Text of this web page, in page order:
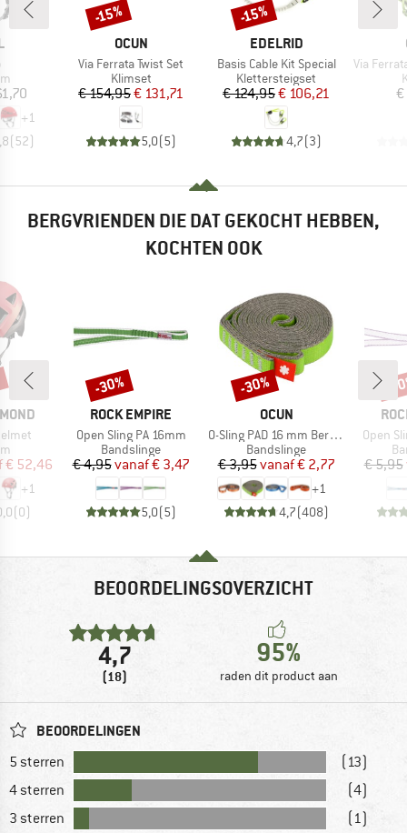
+1
( 52)
MERK
OCUN
Artikel
Via Ferrata Twist Set
Productgroep
Klimset
Prijs
€ 154,95Verlaagde prijs
€ 131,71
5,0(5)
Korting
-15%
MERK
EDELRID
Artikel
Basis Cable Kit Special
Productgroep
Klettersteigset
Prijs
€ 124,95Verlaagde prijs
€ 106,21
4,7(3)
Korting
-15%
Artikel
Via Ferrata
€
BERGVRIENDEN DIE DAT GEKOCHT HEBBEN,
KOCHTEN OOK
prijs
€ 52,46
+1
(0)
MERK
ROCK EMPIRE
Artikel
Open Sling PA 16mm
Productgroep
Bandslinge
Prijs
€ 4,95 Verlaagde prijs
vanaf€ 3,47
5,0(5)
Korting
-30%
MERK
OCUN
Artikel
O-Sling PAD 16 mm Bergfreunde Edition
Productgroep
Bandslinge
Prijs
€ 3,95 Verlaagde prijs
vanaf€ 2,77
+1
4,7(408)
Korting
-30%
Artikel
Open
€ 5,95
-
BEOORDELINGSOVERZICHT
4,7
(18)
95%
raden dit product aan
BEOORDELINGEN
5 sterren
(13)
4 sterren
(4)
3 sterren
(1)